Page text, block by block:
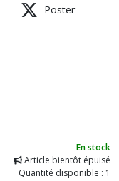
Poster
En stock
Article bientôt épuisé
Quantité disponible : 1